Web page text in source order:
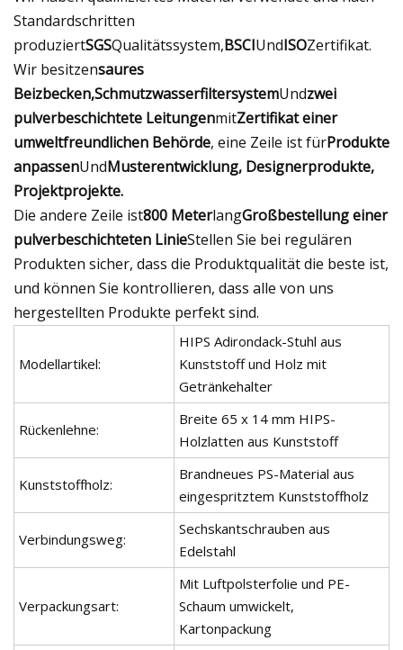
Standardschritten
produziertSGSQualitätssystem,BSCIUndISOZertifikat.
Wir besitzensaures
Beizbecken,SchmutzwasserfiltersystemUndzwei
pulverbeschichtete LeitungenmitZertifikat einer
umweltfreundlichen Behörde, eine Zeile ist fürProdukte
anpassenUndMusterentwicklung, Designerprodukte,
Projektprojekte.
Die andere Zeile ist800 MeterlangGroßbestellung einer
pulverbeschichteten LinieStellen Sie bei regulären
Produkten sicher, dass die Produktqualität die beste ist,
und können Sie kontrollieren, dass alle von uns
hergestellten Produkte perfekt sind.
Modellartikel:
HIPS Adirondack-Stuhl aus
Kunststoff und Holz mit
Getränkehalter
Rückenlehne:
Breite 65 x 14 mm HIPS-
Holzlatten aus Kunststoff
Kunststoffholz:
Brandneues PS-Material aus
eingespritztem Kunststoffholz
Verbindungsweg:
Sechskantschrauben aus
Edelstahl
Verpackungsart:
Mit Luftpolsterfolie und PE-
Schaum umwickelt,
Kartonpackung